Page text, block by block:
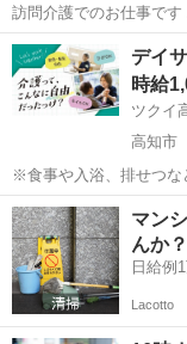
訪問介護でのお仕事です 利用者の自宅に伺い、入浴・排泄・食事等の
介護業務と日常生活の
※訪問には社用車：通常
天時は軽四自動...
高知 高知市 高
デイ
時給
ツクイ
高知市
※食事や入浴、排せつ
※他スタッフと連携
種記録業務など ◆従事すべき業務の変更の範囲 なし ◆勤務場所の変
更の範囲 なし ◆有期
高知 高知市
マン
んか
Lacotto